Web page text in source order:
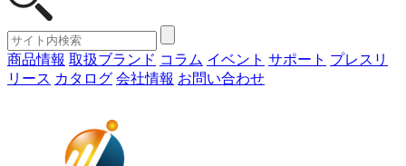
商品情報 取扱ブランド コラム イベント サポート プレスリ
リース カタログ 会社情報 お問い合わせ